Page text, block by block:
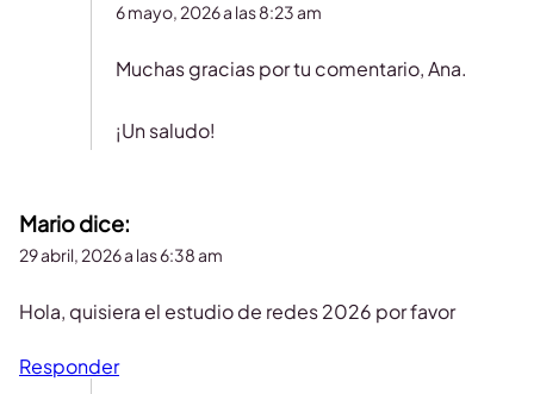
6 mayo, 2026 a las 8:23 am
Muchas gracias por tu comentario, Ana.
¡Un saludo!
Mariodice:
29 abril, 2026 a las 6:38 am
Hola, quisiera el estudio de redes 2026 por favor
Responder